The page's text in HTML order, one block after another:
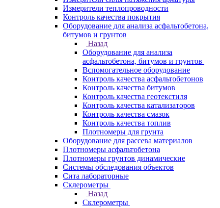
Измерители теплопроводности
Контроль качества покрытия
Оборудование для анализа асфальтобетона,
битумов и грунтов
Назад
Оборудование для анализа
асфальтобетона, битумов и грунтов
Вспомогательное оборудование
Контроль качества асфальтобетонов
Контроль качества битумов
Контроль качества геотекстиля
Контроль качества катализаторов
Контроль качества смазок
Контроль качества топлив
Плотномеры для грунта
Оборудование для рассева материалов
Плотномеры асфальтобетона
Плотномеры грунтов динамические
Системы обследования объектов
Сита лабораторные
Склерометры
Назад
Склерометры